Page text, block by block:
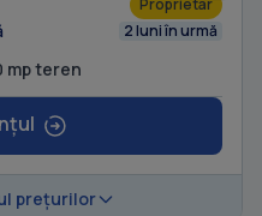
Proprietar
2 luni în urmă
mp teren
prețurilor